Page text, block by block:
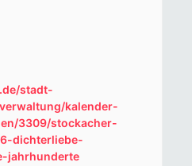
stadt-
kalender-
3309/stockacher-
dichterliebe-
jahrhunderte